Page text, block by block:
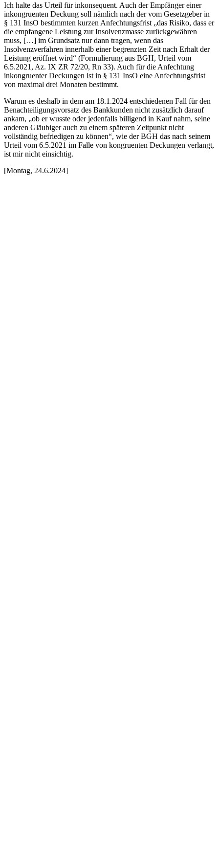
Ich halte das Urteil für inkonsequent. Auch der Empfänger einer
inkongruenten Deckung soll nämlich nach der vom Gesetzgeber in
§ 131 InsO bestimmten kurzen Anfechtungsfrist „das Risiko, dass er
die empfangene Leistung zur Insolvenzmasse zurückgewähren
muss, […] im Grundsatz nur dann tragen, wenn das
Insolvenzverfahren innerhalb einer begrenzten Zeit nach Erhalt der
Leistung eröffnet wird“ (Formulierung aus BGH, Urteil vom
6.5.2021, Az. IX ZR 72/20, Rn 33). Auch für die Anfechtung
inkongruenter Deckungen ist in § 131 InsO eine Anfechtungsfrist
von maximal drei Monaten bestimmt.
Warum es deshalb in dem am 18.1.2024 entschiedenen Fall für den
Benachteiligungsvorsatz des Bankkunden nicht zusätzlich darauf
ankam, „ob er wusste oder jedenfalls billigend in Kauf nahm, seine
anderen Gläubiger auch zu einem späteren Zeitpunkt nicht
vollständig befriedigen zu können“, wie der BGH das nach seinem
Urteil vom 6.5.2021 im Falle von kongruenten Deckungen verlangt,
ist mir nicht einsichtig.
[Montag, 24.6.2024]